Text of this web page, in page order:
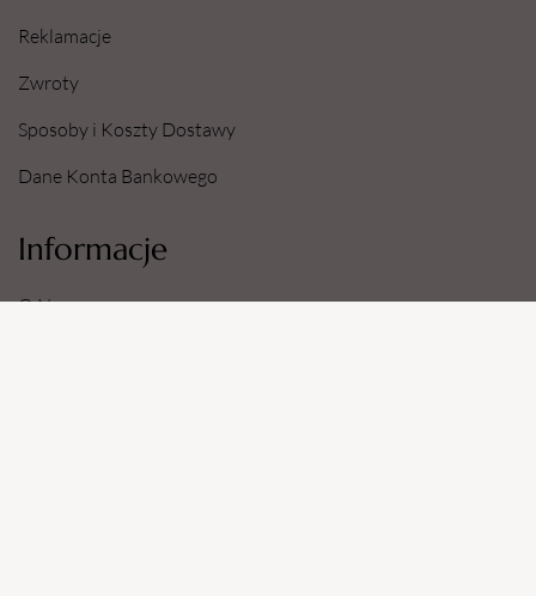
Reklamacje
Zwroty
Sposoby i Koszty Dostawy
Dane Konta Bankowego
Informacje
O Nas